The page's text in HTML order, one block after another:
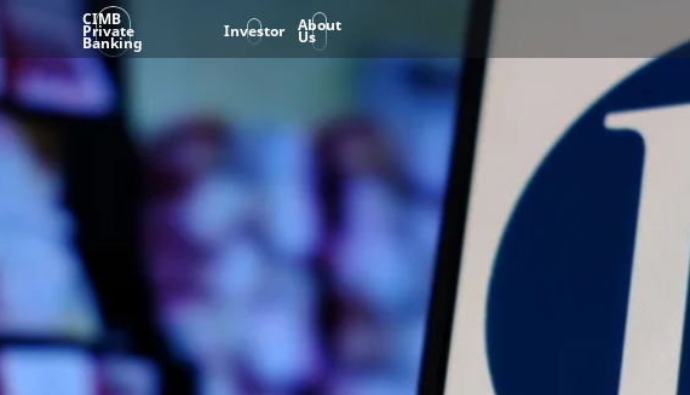
CIMB
Private
Banking
Investor About
Us